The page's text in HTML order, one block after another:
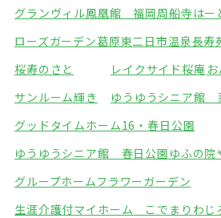
グランヴィル鳳凰館 福岡周船寺はー
ローズガーデン葛原東二日市温泉長寿
桜寿のさと
レイクサイド桜庵
サンルーム輝き
ゆうゆうシニア館
グッドタイムホーム16・春日公園
ゆうゆうシニア館 春日公園 ゆふの院
グループホームフラワーガーデン
生涯介護付マイホーム こでまり わじ